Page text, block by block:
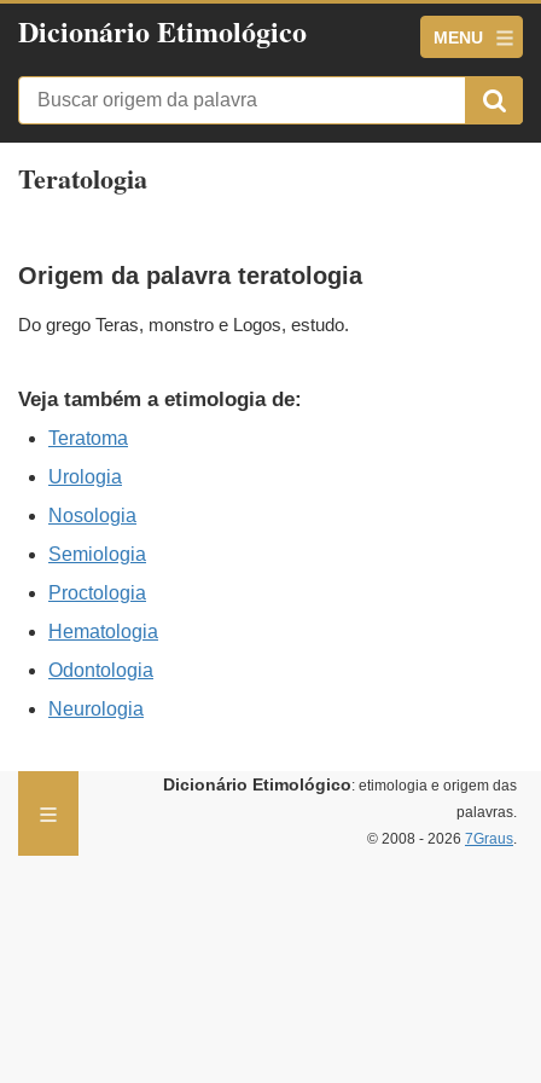
Dicionário Etimológico MENU
Teratologia
Origem da palavra teratologia
Do grego Teras, monstro e Logos, estudo.
Veja também a etimologia de:
Teratoma
Urologia
Nosologia
Semiologia
Proctologia
Hematologia
Odontologia
Neurologia
Dicionário Etimológico: etimologia e origem das
palavras.
© 2008 - 2026 7Graus.